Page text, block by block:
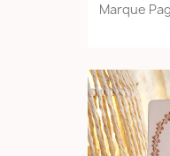
Marque